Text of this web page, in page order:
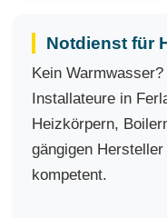
Notdienst für
Kein
Installateure in
Heizkörpern,
gängigen
kompetent.